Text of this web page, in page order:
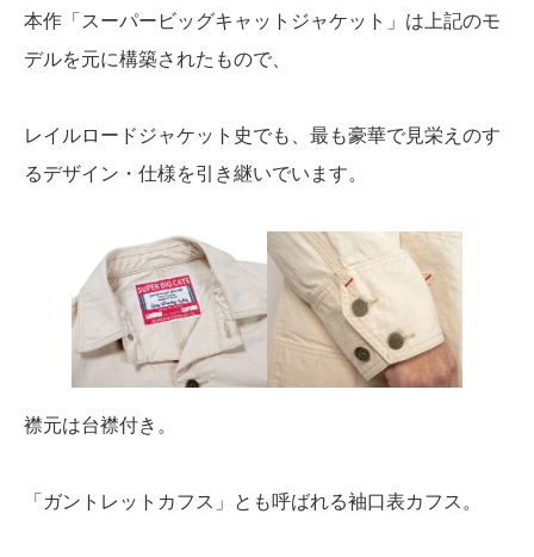
本作「スーパービッグキャットジャケット」は上記のモ
デルを元に構築されたもので、
レイルロードジャケット史でも、最も豪華で見栄えのす
るデザイン・仕様を引き継いでいます。
襟元は台襟付き。
「ガントレットカフス」とも呼ばれる袖口表カフス。